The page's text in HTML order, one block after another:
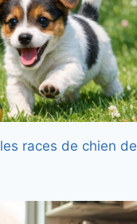
races de chien